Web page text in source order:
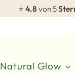
⭐ 4.8 von 5
Natural Glow